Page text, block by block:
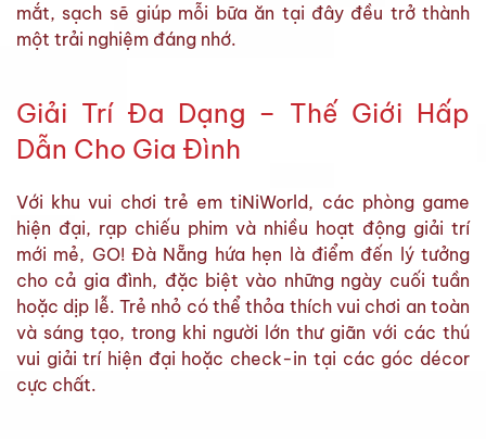
mắt, sạch sẽ giúp mỗi bữa ăn tại đây đều trở thành
một trải nghiệm đáng nhớ.
Giải Trí Đa Dạng – Thế Giới Hấp
Dẫn Cho Gia Đình
Với khu vui chơi trẻ em tiNiWorld, các phòng game
hiện đại, rạp chiếu phim và nhiều hoạt động giải trí
mới mẻ, GO! Đà Nẵng hứa hẹn là điểm đến lý tưởng
cho cả gia đình, đặc biệt vào những ngày cuối tuần
hoặc dịp lễ. Trẻ nhỏ có thể thỏa thích vui chơi an toàn
và sáng tạo, trong khi người lớn thư giãn với các thú
vui giải trí hiện đại hoặc check-in tại các góc décor
cực chất.